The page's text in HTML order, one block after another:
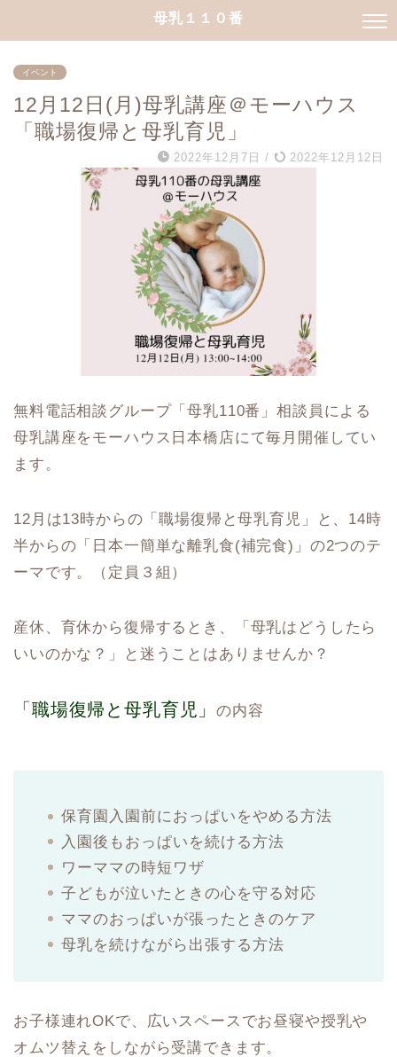
母乳１１０番
イベント
12月12日(月)母乳講座＠モーハウス
「職場復帰と母乳育児」
2022年12月7日 / 2022年12月12日
無料電話相談グループ「母乳110番」相談員による
母乳講座をモーハウス日本橋店にて毎月開催してい
ます。
12月は13時からの「職場復帰と母乳育児」と、14時
半からの「日本一簡単な離乳食(補完食)」の2つのテ
ーマです。（定員３組）
産休、育休から復帰するとき、「母乳はどうしたら
いいのかな？」と迷うことはありませんか？
「職場復帰と母乳育児」の内容
保育園入園前におっぱいをやめる方法
入園後もおっぱいを続ける方法
ワーママの時短ワザ
子どもが泣いたときの心を守る対応
ママのおっぱいが張ったときのケア
母乳を続けながら出張する方法
お子様連れOKで、広いスペースでお昼寝や授乳や
オムツ替えをしながら受講できます。